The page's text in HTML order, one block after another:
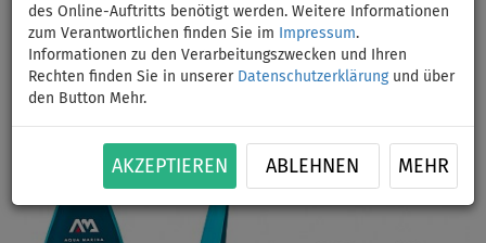
des Online-Auftritts benötigt werden. Weitere Informationen
zum Verantwortlichen finden Sie im
Impressum.
Informationen zu den Verarbeitungszwecken und Ihren
Rechten finden Sie in unserer Datenschutzerklärungund über
den Button Mehr.
AKZEPTIEREN ABLEHNEN MEHR
Paddel
BIS
110 kg
VERSAND
GRATIS
Previous Next